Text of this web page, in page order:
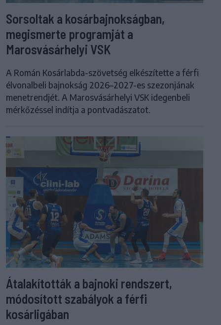
Sorsoltak a kosárbajnokságban,
megismerte programját a
Marosvásárhelyi VSK
A Román Kosárlabda-szövetség elkészítette a férfi
élvonalbeli bajnokság 2026–2027-es szezonjának
menetrendjét. A Marosvásárhelyi VSK idegenbeli
mérkőzéssel indítja a pontvadászatot.
Átalakították a bajnoki rendszert,
módosított szabályok a férfi
kosárligában